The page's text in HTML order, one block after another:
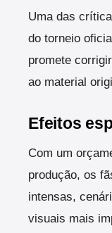
Uma das
do torneio
promete
ao material
Efeitos
Com um
produção, os
intensas,
visuais mais